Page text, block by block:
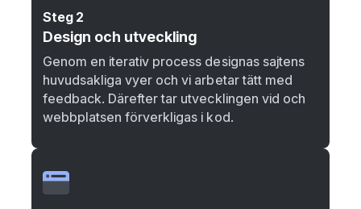
Steg 2
Design och utveckling
Genom en iterativ process designas sajtens
huvudsakliga vyer och vi arbetar tätt med
feedback. Därefter tar utvecklingen vid och
webbplatsen förverkligas i kod.